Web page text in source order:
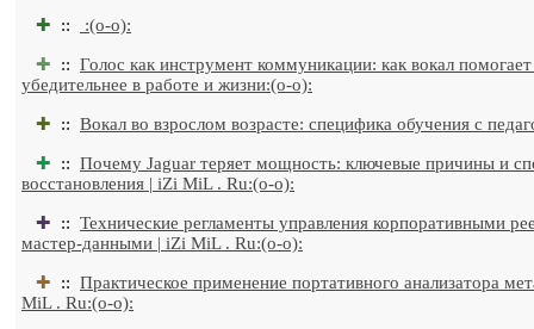
✚ :: :(o-o):
✚ :: Голос как инструмент коммуникации: как вокал помогает
убедительнее в работе и жизни:(o-o):
✚ :: Вокал во взрослом возрасте: специфика обучения с
✚ :: Почему Jaguar теряет мощность: ключевые причины и
восстановления | iZi MiL . Ru:(o-o):
✚ :: Технические регламенты управления корпоративными
мастер-данными | iZi MiL . Ru:(o-o):
✚ :: Практическое применение портативного анализатора
MiL . Ru:(o-o):